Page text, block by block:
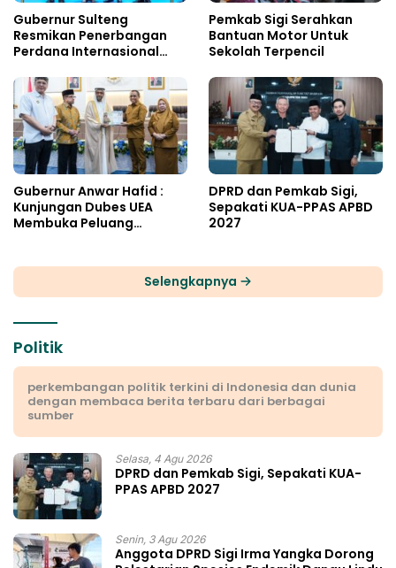
Gubernur Sulteng
Resmikan Penerbangan
Perdana Internasional
Pemkab Sigi Serahkan
Bantuan Motor Untuk
Sekolah Terpencil
Gubernur Anwar Hafid :
Kunjungan Dubes UEA
Membuka Peluang
DPRD dan Pemkab Sigi,
Sepakati KUA-PPAS APBD
2027
Selengkapnya
Politik
perkembangan politik terkini di Indonesia dan dunia
dengan membaca berita terbaru dari berbagai
sumber
Selasa, 4 Agu 2026
DPRD dan Pemkab Sigi, Sepakati KUA-
PPAS APBD 2027
Senin, 3 Agu 2026
Anggota DPRD Sigi Irma Yangka Dorong